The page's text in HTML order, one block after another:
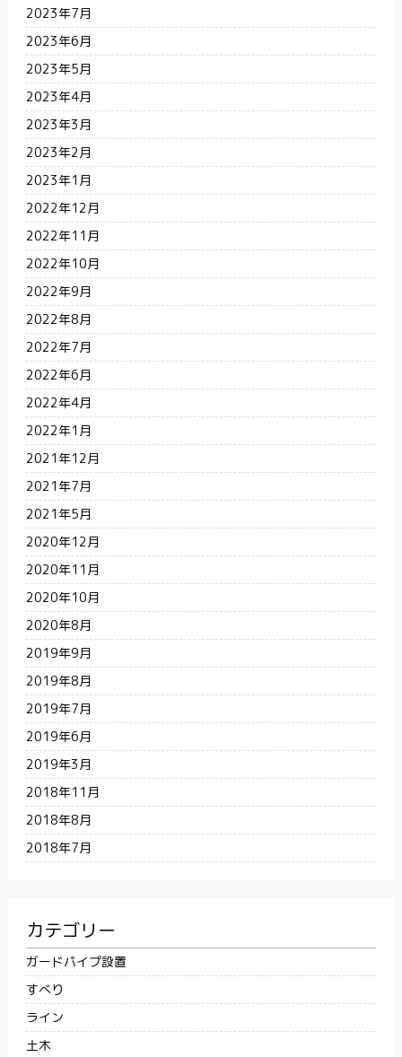
2023年7月
2023年6月
2023年5月
2023年4月
2023年3月
2023年2月
2023年1月
2022年12月
2022年11月
2022年10月
2022年9月
2022年8月
2022年7月
2022年6月
2022年4月
2022年1月
2021年12月
2021年7月
2021年5月
2020年12月
2020年11月
2020年10月
2020年8月
2019年9月
2019年8月
2019年7月
2019年6月
2019年3月
2018年11月
2018年8月
2018年7月
カテゴリー
ガードパイプ設置
すべり
ライン
土木